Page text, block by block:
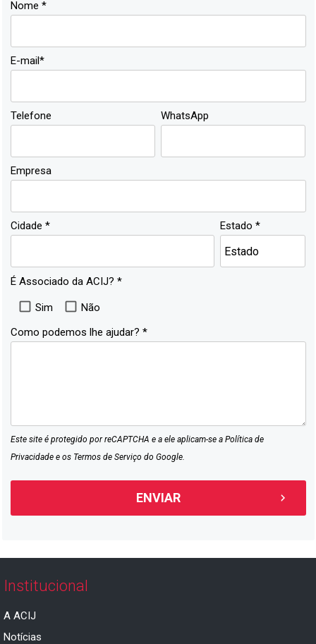
Nome *
E-mail*
Telefone WhatsApp
Empresa
Cidade * Estado *
É Associado da ACIJ? *
Sim
Não
Como podemos lhe ajudar? *
Este site é protegido por reCAPTCHA e a ele aplicam-se a Política de
Privacidadee os Termos de Serviço do Google.
Institucional
A ACIJ
Notícias